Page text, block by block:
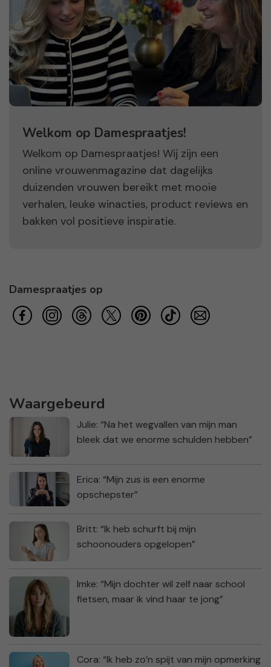
Welkom op Damespraatjes!
Welkom op Damespraatjes! Wij zijn een
online vrouwenmagazine dat dagelijks
duizenden vrouwen bereikt met mooie
verhalen, leuke winacties, product reviews en
bakken vol positieve inspiratie.
Damespraatjes op
Waargebeurd
Julie: “Na het wegvallen van mijn man
bleek dat we enorme schulden hebben”
Erica: “Mijn zus is een enorme
opschepster”
Britt: “Ik heb schurft bij mijn
schoonouders opgelopen”
Imke: “Mijn dochter wil zelf naar school
fietsen, maar ik vind haar te jong”
Cora: “Ik heb zo’n spijt van mijn opmerking